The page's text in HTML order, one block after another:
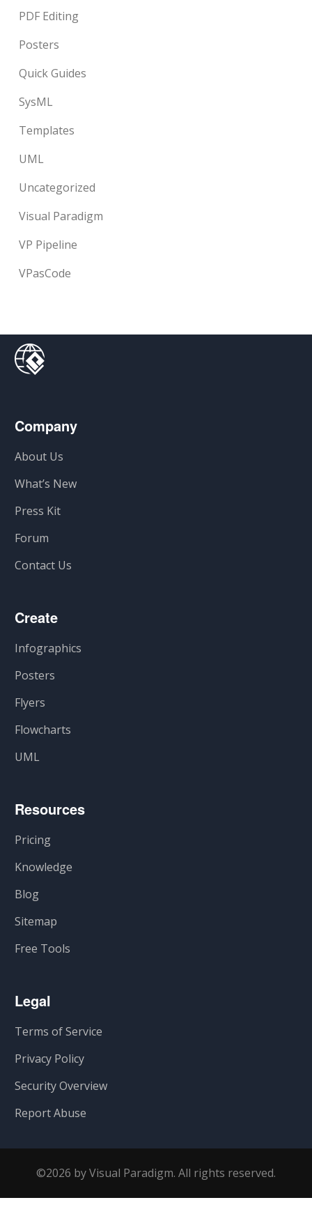
PDF Editing
Posters
Quick Guides
SysML
Templates
UML
Uncategorized
Visual Paradigm
VP Pipeline
VPasCode
Company
About Us
What’s New
Press Kit
Forum
Contact Us
Create
Infographics
Posters
Flyers
Flowcharts
UML
Resources
Pricing
Knowledge
Blog
Sitemap
Free Tools
Legal
Terms of Service
Privacy Policy
Security Overview
Report Abuse
©2026 by Visual Paradigm. All rights reserved.